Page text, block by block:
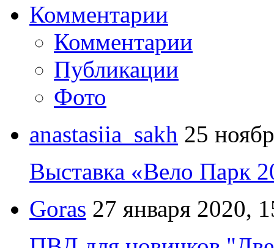
Комментарии
Комментарии
Публикации
Фото
anastasiia_sakh 25
Выставка «Вело Парк
Goras 27 января 2020,